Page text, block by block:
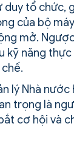
duy tổ chức,
của bộ
mở.
kỹ năng thực
lý Nhà
trọng là
cơ hội và